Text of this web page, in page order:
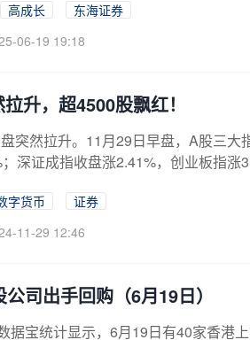
高成长
东海证券
06-19 19:18
升，超4500股飘红！
突然拉升。11月29日早盘，A股三
深证成指收盘涨2.41%，创业板指涨
字货币
证券
11-29 12:46
司出手回购（6月19日）
据宝统计显示，6月19日有40家香港